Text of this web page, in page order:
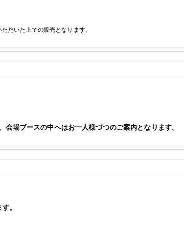
だいた上での販売となります。
場ブースの中へはお一人様づつのご案内となります。
。